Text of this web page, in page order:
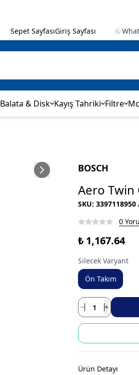
Sepet SayfasıGiriş Sayfası
Balata & Disk Kayış Tahriki Filtre
BOSCH
Aero Twin
SKU: 3397118950
0
₺ 1,167.64
Silecek Varyant
Ön Takım
Ürün Detayı